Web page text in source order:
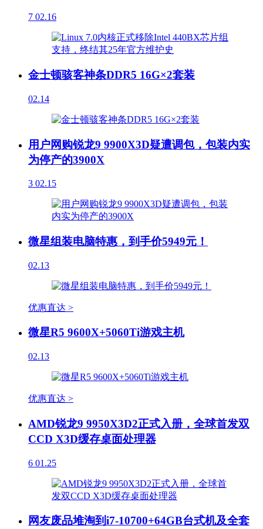
7 02.16
金士顿骇客神条DDR5 16G×2套装
02.14
用户网购锐龙9 9900X3D疑遭调包，包装内实
为停产的3900X
3 02.15
微星组装电脑特惠，到手价5949元！
02.13
优惠直达 >
微星R5 9600X+5060Ti游戏主机
02.13
优惠直达 >
AMD锐龙9 9950X3D2正式入册，全球首发双
CCD X3D缓存桌面处理器
6 01.25
网友废品堆淘到i7-10700+64GB台式机及全套